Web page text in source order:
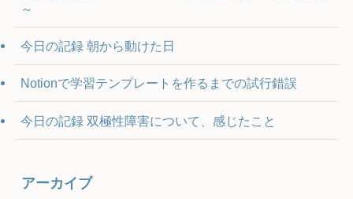
～
今日の記録 朝から動けた日
Notionで学習テンプレートを作るまでの試行錯誤
今日の記録 双極性障害について、感じたこと
アーカイブ